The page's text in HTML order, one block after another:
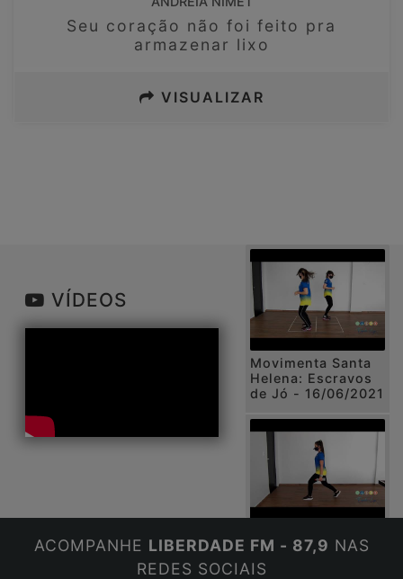
Seu coração não foi feito pra
armazenar lixo
VISUALIZAR
VÍDEOS
Movimenta Santa
Helena: Escravos
de Jó - 16/06/2021
Santa Helena -
09/06/2021
ACOMPANHE LIBERDADE FM - 87,9 NAS
REDES SOCIAIS